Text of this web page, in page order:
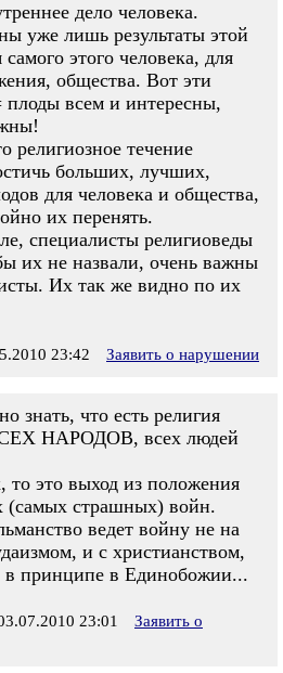
дело человека.
уже лишь результаты этой
этого человека, для
общества. Вот эти
плоды всем и интересны,
религиозное течение
больших, лучших,
для человека и общества,
их перенять.
специалисты религиоведы
их не назвали, очень важны
Их так же видно по их
23:42 Заявить о нарушении
знать, что есть религия
НАРОДОВ, всех людей
то это выход из положения
(самых страшных) войн.
ведет войну не на
и с христианством,
в принципе в Единобожии...
23:01
Заявить о